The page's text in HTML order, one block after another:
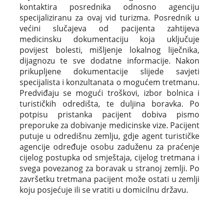
kontaktira posrednika odnosno agenciju
specijaliziranu za ovaj vid turizma. Posrednik u
većini slučajeva od pacijenta zahtijeva
medicinsku dokumentaciju koja uključuje
povijest bolesti, mišljenje lokalnog liječnika,
dijagnozu te sve dodatne informacije. Nakon
prikupljene dokumentacije slijede savjeti
specijalista i konzultanata o mogućem tretmanu.
Predviđaju se mogući troškovi, izbor bolnica i
turističkih odredišta, te duljina boravka. Po
potpisu pristanka pacijent dobiva pismo
preporuke za dobivanje medicinske vize. Pacijent
putuje u odredišnu zemlju, gdje agent turističke
agencije određuje osobu zaduženu za praćenje
cijelog postupka od smještaja, cijelog tretmana i
svega povezanog za boravak u stranoj zemlji. Po
završetku tretmana pacijent može ostati u zemlji
koju posjećuje ili se vratiti u domicilnu državu.